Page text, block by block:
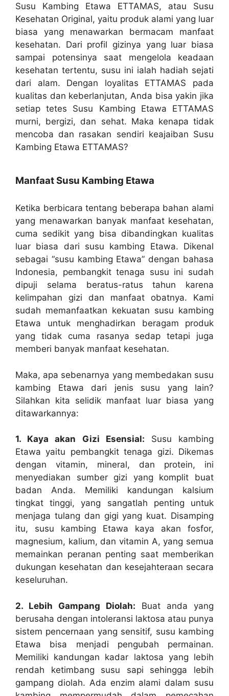
Susu Kambing Etawa ETTAMAS, atau Susu
Kesehatan Original, yaitu produk alami yang luar
biasa yang menawarkan bermacam manfaat
kesehatan. Dari profil gizinya yang luar biasa
sampai potensinya saat mengelola keadaan
kesehatan tertentu, susu ini ialah hadiah sejati
dari alam. Dengan loyalitas ETTAMAS pada
kualitas dan keberlanjutan, Anda bisa yakin jika
setiap tetes Susu Kambing Etawa ETTAMAS
murni, bergizi, dan sehat. Maka kenapa tidak
mencoba dan rasakan sendiri keajaiban Susu
Kambing Etawa ETTAMAS?
Manfaat Susu Kambing Etawa
Ketika berbicara tentang beberapa bahan alami
yang menawarkan banyak manfaat kesehatan,
cuma sedikit yang bisa dibandingkan kualitas
luar biasa dari susu kambing Etawa. Dikenal
sebagai “susu kambing Etawa” dengan bahasa
Indonesia, pembangkit tenaga susu ini sudah
dipuji selama beratus-ratus tahun karena
kelimpahan gizi dan manfaat obatnya. Kami
sudah memanfaatkan kekuatan susu kambing
Etawa untuk menghadirkan beragam produk
yang tidak cuma rasanya sedap tetapi juga
memberi banyak manfaat kesehatan.
Maka, apa sebenarnya yang membedakan susu
kambing Etawa dari jenis susu yang lain?
Silahkan kita selidik manfaat luar biasa yang
ditawarkannya:
1. Kaya akan Gizi Esensial: Susu kambing
Etawa yaitu pembangkit tenaga gizi. Dikemas
dengan vitamin, mineral, dan protein, ini
menyediakan sumber gizi yang komplit buat
badan Anda. Memiliki kandungan kalsium
tingkat tinggi, yang sangatlah penting untuk
menjaga tulang dan gigi yang kuat. Disamping
itu, susu kambing Etawa kaya akan fosfor,
magnesium, kalium, dan vitamin A, yang semua
memainkan peranan penting saat memberikan
dukungan kesehatan dan kesejahteraan secara
keseluruhan.
2. Lebih Gampang Diolah: Buat anda yang
berusaha dengan intoleransi laktosa atau punya
sistem pencernaan yang sensitif, susu kambing
Etawa bisa menjadi pengubah permainan.
Memiliki kandungan kadar laktosa yang lebih
rendah ketimbang susu sapi sehingga lebih
gampang diolah. Ada enzim alami dalam susu